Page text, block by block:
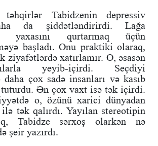
Tabidzenin depressiv
da şiddətləndirirdi. Lağa
yaxasını qurtarmaq üçün
başladı. Onu praktiki olaraq,
ziyafətlərdə xatırlamır. O, əsasən
yeyib-içirdi. Seçdiyi
çox sadə insanları və kasıb
Ən çox vaxt isə tək içirdi.
o, özünü xarici dünyadan
tək qalırdı. Yayılan stereotipin
Tabidze sərxoş olarkən nə
şeir yazırdı.